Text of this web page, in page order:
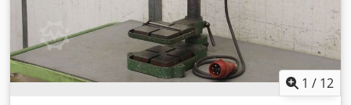
1 / 12